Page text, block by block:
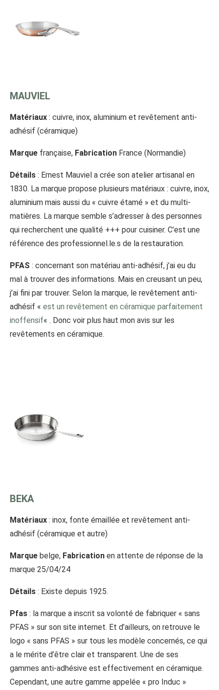
MAUVIEL
Matériaux : cuivre, inox, aluminium et revêtement anti-
adhésif (céramique)
Marque française, Fabrication France (Normandie)
Détails : Ernest Mauviel a crée son atelier artisanal en
1830. La marque propose plusieurs matériaux : cuivre, inox,
aluminium mais aussi du « cuivre étamé » et du multi-
matières. La marque semble s’adresser à des personnes
qui recherchent une qualité +++ pour cuisiner. C’est une
référence des professionnel.le.s de la restauration.
PFAS : concernant son matériau anti-adhésif, j’ai eu du
mal à trouver des informations. Mais en creusant un peu,
j’ai fini par trouver. Selon la marque, le revêtement anti-
adhésif « est un revêtement en céramique parfaitement
inoffensif« . Donc voir plus haut mon avis sur les
revêtements en céramique.
BEKA
Matériaux : inox, fonte émaillée et revêtement anti-
adhésif (céramique et autre)
Marque belge, Fabrication en attente de réponse de la
marque 25/04/24
Détails : Existe depuis 1925.
Pfas : la marque a inscrit sa volonté de fabriquer « sans
PFAS » sur son site internet. Et d’ailleurs, on retrouve le
logo « sans PFAS » sur tous les modèle concernés, ce qui
a le mérite d’être clair et transparent. Une de ses
gammes anti-adhésive est effectivement en céramique.
Cependant, une autre gamme appelée « pro Induc »